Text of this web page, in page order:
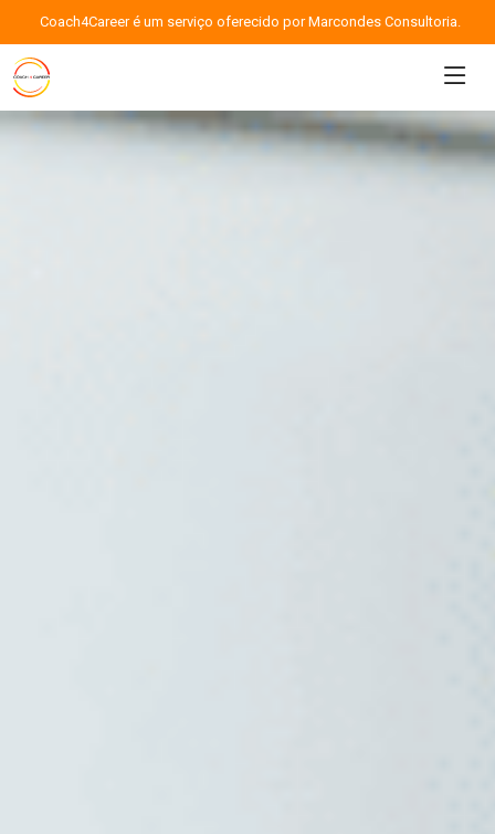
Coach4Career é um serviço oferecido por Marcondes Consultoria.